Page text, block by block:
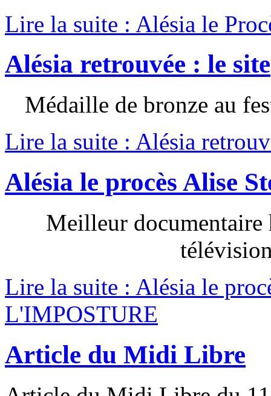
Lire la suite : Alésia le
Alésia retrouvée : le site
Médaille de bronze au
Lire la suite : Alésia
Alésia le procès Alise
Meilleur documentaire
Lire la suite : Alésia le
L'IMPOSTURE
Article du Midi Libre